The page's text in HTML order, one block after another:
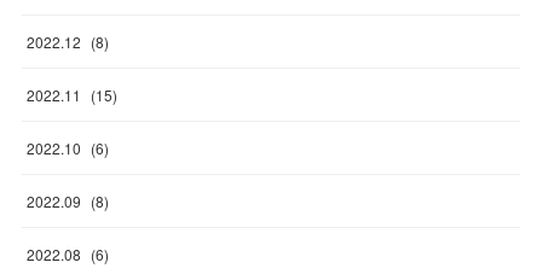
2022.12 (8)
2022.11 (15)
2022.10 (6)
2022.09 (8)
2022.08 (6)